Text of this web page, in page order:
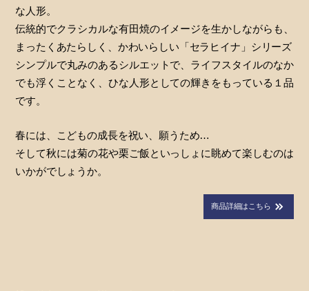
な人形。
伝統的でクラシカルな有田焼のイメージを生かしながらも、
まったくあたらしく、かわいらしい「セラヒイナ」シリーズ
シンプルで丸みのあるシルエットで、ライフスタイルのなか
でも浮くことなく、ひな人形としての輝きをもっている１品
です。
春には、こどもの成長を祝い、願うため…
そして秋には菊の花や栗ご飯といっしょに眺めて楽しむのは
いかがでしょうか。
商品詳細はこちら